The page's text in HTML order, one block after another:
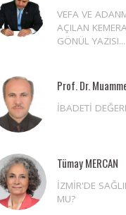
VEFA VE
AÇILAN
GÖNÜL YAZISI...
Prof. Dr.
İBADETİ
Tümay MERCAN
İZMİR'DE
MU?